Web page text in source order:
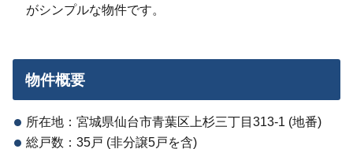
がシンプルな物件です。
物件概要
所在地：宮城県仙台市青葉区上杉三丁目313-1 (地番)
総戸数：35戸 (非分譲5戸を含)